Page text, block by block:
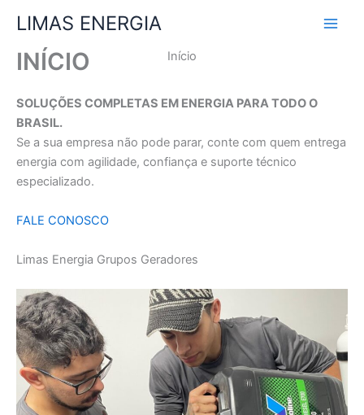
para
conteúdo
LIMAS ENERGIA
Início
INÍCIO
SOLUÇÕES COMPLETAS EM ENERGIA PARA TODO O
BRASIL.
Se a sua empresa não pode parar, conte com quem entrega
energia com agilidade, confiança e suporte técnico
especializado.
FALE CONOSCO
Limas Energia Grupos Geradores